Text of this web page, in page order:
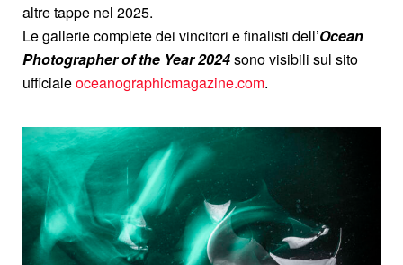
altre tappe nel 2025.
Le gallerie complete dei vincitori e finalisti dell’Ocean
Photographer of the Year 2024sono visibili sul sito
ufficialeoceanographicmagazine.com.